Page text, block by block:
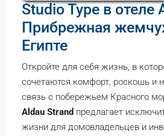
Studio Type в отеле
Прибрежная
Египте
Откройте для себя жизнь, в
сочетаются комфорт, роскошь и
связь с побережьем Красного
Aldau Strand предлагает
жизни для домовладельцев и